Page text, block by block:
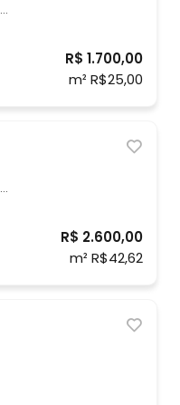
R$ 1.700,00
m² R$25,00
R$ 2.600,00
m² R$42,62